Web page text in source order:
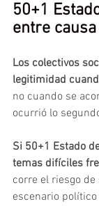
50+1
entre
Los colectivos
legitimidad
no cuando se
ocurrió lo
Si 50+1 Estado
temas difíciles
corre el riesgo
escenario